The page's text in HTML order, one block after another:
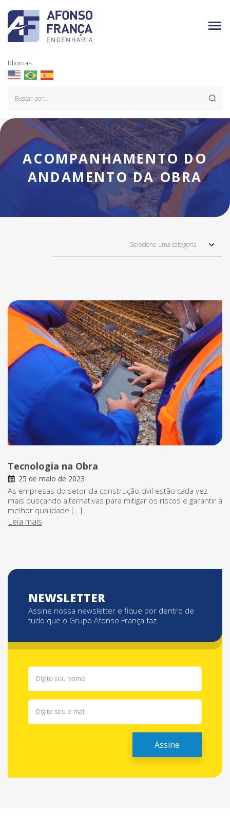
Idiomas:
ACOMPANHAMENTO DO
ANDAMENTO DA OBRA
Selecione uma categoria
Tecnologia na Obra
25 de maio de 2023
As empresas do setor da construção civil estão cada vez
mais buscando alternativas para mitigar os riscos e garantir a
melhor qualidade […]
Leia mais
NEWSLETTER
Assine nossa newsletter e fique por dentro de
tudo que o Grupo Afonso França faz.